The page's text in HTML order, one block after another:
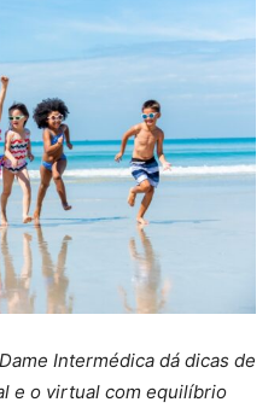
Intermédica dá dicas de
e o virtual com equilíbrio